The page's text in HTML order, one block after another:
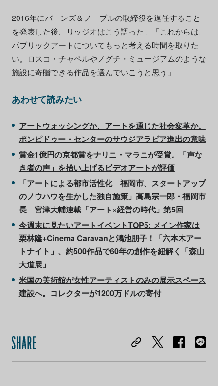
2016年にバーンズ＆ノーブルの取締役を退任すること
を発表した後、リッジオはこう語った。「これからは、
パブリックアートについてもっと考える時間を取りた
い。ロスコ・チャペルやノグチ・ミュージアムのような
施設に寄贈できる作品を選んでいこうと思う」
あわせて読みたい
アートウォッシングか、アートを通じた社会変革か。
ポンピドゥー・センターのサウジアラビア進出の意味
賞金1億円の京都賞をナリニ・マラニが受賞。「声な
き者の声」を拾い上げるビデオアートが評価
「アートによる都市活性化 福岡市、スタートアップ
のノウハウを生かした独自施策」高島宗一郎・福岡市
長 宮津大輔連載「アート×経営の時代」第5回
今週末に見たいアートイベントTOP5: メイン作家は
栗林隆+Cinema Caravanと鴻池朋子！「六本木アー
トナイト」、約500作品で60年の創作を紐解く「森山
大道展」
米国の美術館が女性アーティストのみの展示スペース
建設へ。コレクターが1200万ドルの寄付